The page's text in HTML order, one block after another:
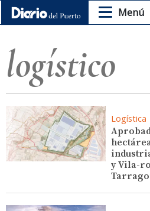
Menú
logístico
Logística
y Vila-